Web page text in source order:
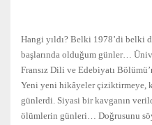
Hangi yıldı? Belki 1978’di belki
başlarında olduğum günler…
Fransız Dili ve Edebiyatı
Yeni yeni hikâyeler çiziktirmeye,
günlerdi. Siyasi bir kavganın
ölümlerin günleri… Doğrusunu